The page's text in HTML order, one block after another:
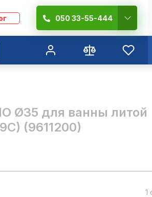
050 33-55-444
Ø35 для ванны литой
(9611200)
1